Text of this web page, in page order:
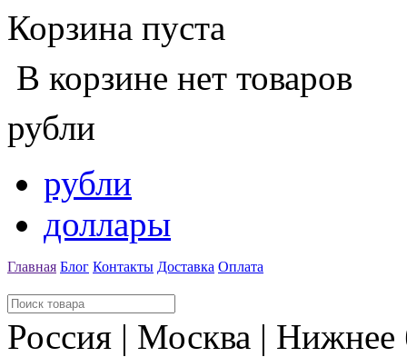
Корзина пуста
В корзине нет товаров
рубли
рубли
доллары
Главная Блог Контакты Доставка Оплата
Россия | Москва |